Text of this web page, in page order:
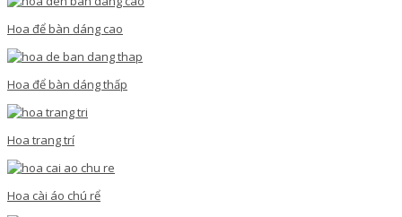
Hoa để bàn dáng cao
Hoa để bàn dáng thấp
Hoa trang trí
Hoa cài áo chú rể